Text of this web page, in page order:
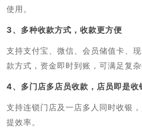
使用。
3、多种收款方式，收款更方便
支持支付宝、微信、会员储值卡、
款方式，资金即时到账，可满足复杂
4、多门店多店员收款，店员即是收
支持连锁门店及一店多人同时收银
提效率。